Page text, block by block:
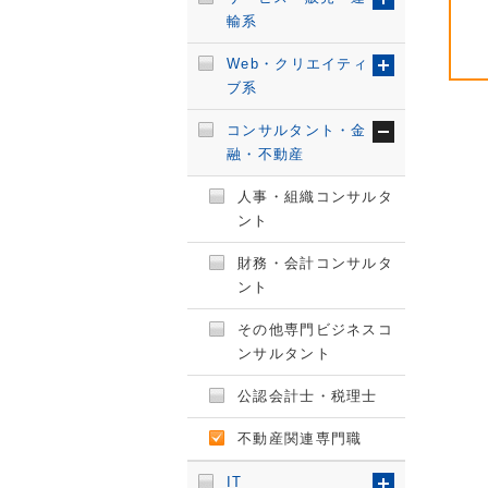
輸系
Web・クリエイティ
ブ系
コンサルタント・金
融・不動産
人事・組織コンサルタ
ント
財務・会計コンサルタ
ント
その他専門ビジネスコ
ンサルタント
公認会計士・税理士
不動産関連専門職
IT